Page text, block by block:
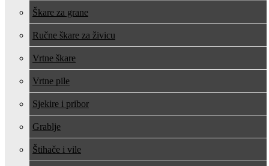
Škare za grane
Ručne škare za živicu
Vrtne škare
Vrtne pile
Sjekire i pribor
Grablje
Štihače i vile